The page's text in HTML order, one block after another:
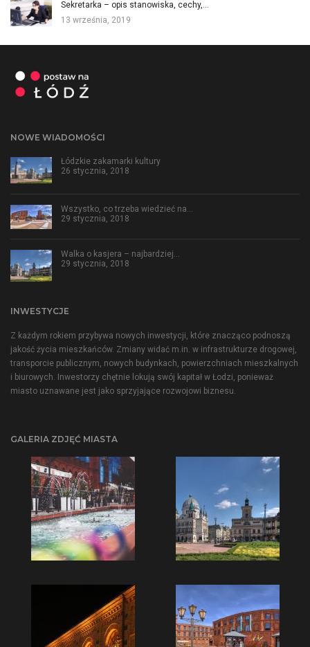
Sekretarka – opis stanowiska, cechy,…
13 września, 2019
NOWE WIADOMOŚCI
Łódzkie zakamarki kultury
26 stycznia, 2018
Wszystko, co trzeba wiedzieć na…
29 stycznia, 2018
Walka o kasjera – najbardziej…
29 stycznia, 2018
INWESTYCJE
Z każdym rokiem przybywa nowych inwestycji, które znacząco podnoszą
jakość życia mieszkańców. Zmiany widać m.in. w infrastrukturze drogowej,
transporcie publicznym, nowych budynkach, powierzchniach mieszkalnych
i biurowych. Inwestorzy chętnie lokują swój kapitał w Łodzi, ponieważ
miasto uznawane jest jako sprzyjające rozwojowi biznesu.
GALERIA ZDJĘĆ MIASTA